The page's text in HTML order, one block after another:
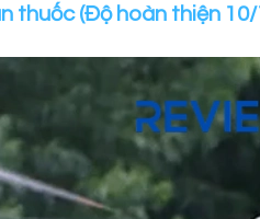
thuốc (Độ hoàn thiện 10/